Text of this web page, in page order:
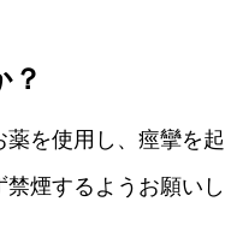
？
を使用し、痙攣を起
煙するようお願いし